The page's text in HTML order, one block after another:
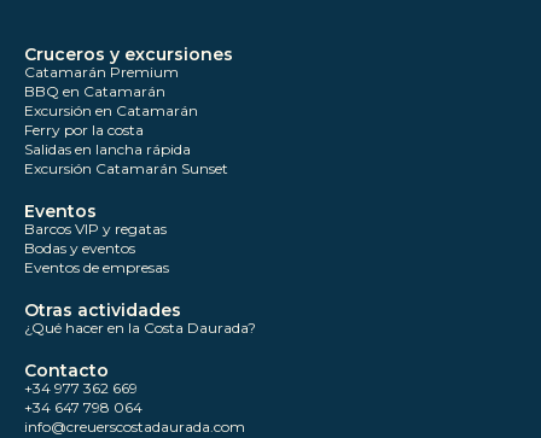
Cruceros y excursiones
Catamarán Premium
BBQ en Catamarán
Excursión en Catamarán
Ferry por la costa
Salidas en lancha rápida
Excursión Catamarán Sunset
Eventos
Barcos VIP y regatas
Bodas y eventos
Eventos de empresas
Otras actividades
¿Qué hacer en la Costa Daurada?
Contacto
+34 977 362 669
+34 647 798 064
info@creuerscostadaurada.com